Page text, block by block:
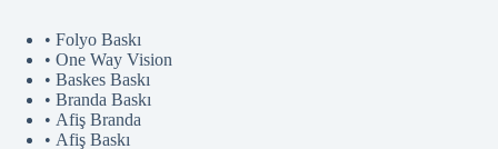
• Folyo Baskı
• One Way Vision
• Baskes Baskı
• Branda Baskı
• Afiş Branda
• Afiş Baskı